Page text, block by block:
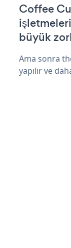
Coffee
büyük
Ama sonra
yapılır ve